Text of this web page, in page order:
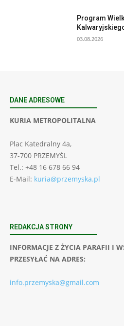
Program
03.08.2026
DANE ADRESOWE
KURIA METROPOLITALNA
Plac Katedralny 4a,
37-700 PRZEMYŚL
Tel.: +48 16 678 66 94
E-Mail: kuria@przemyska.pl
REDAKCJA STRONY
INFORMACJE Z ŻYCIA PARAFII I
PRZESYŁAĆ NA ADRES:
info.przemyska@gmail.com